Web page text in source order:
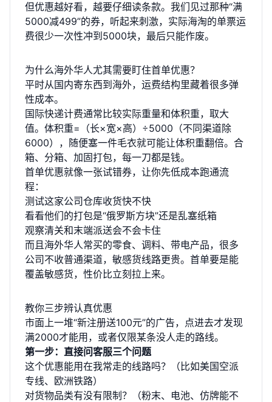
但优惠越好看，越要仔细读条款。我们见过那种“满
5000减499”的券，听起来刺激，实际海淘的单票运
费很少一次性冲到5000块，最后只能作废。
为什么海外华人尤其需要盯住首单优惠？
平时从国内寄东西到海外，运费结构里藏着很多弹
性成本。
国际快递计费通常比较实际重量和体积重，取大
值。体积重=（长×宽×高）÷5000（不同渠道除
6000），随便塞一件毛衣就可能让体积重翻倍。合
箱、分箱、加固打包，每一刀都是钱。
首单优惠就像一张试错券，让你先低成本跑通流
程：
测试这家公司仓库收货快不快
看看他们的打包是“俄罗斯方块”还是乱塞纸箱
观察清关和末端派送会不会卡住
而且海外华人常买的零食、调料、带电产品，很多
公司不收普通渠道，敏感货线路更贵。首单要是能
覆盖敏感货，性价比立刻拉上来。
教你三步辨认真优惠
市面上一堆“新注册送100元”的广告，点进去才发现
满2000才能用，或者仅限某条没人走的路线。
第一步：直接问客服三个问题
这个优惠能用在我常走的线路吗？（比如美国空派
专线、欧洲铁路）
对货物品类有没有限制？（粉末、电池、仿牌能不